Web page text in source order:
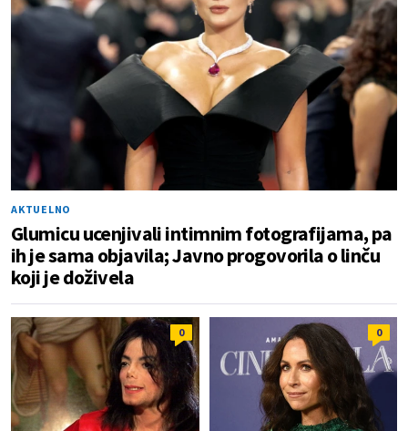
AKTUELNO
Glumicu ucenjivali intimnim fotografijama, pa
ih je sama objavila; Javno progovorila o linču
koji je doživela
0 0